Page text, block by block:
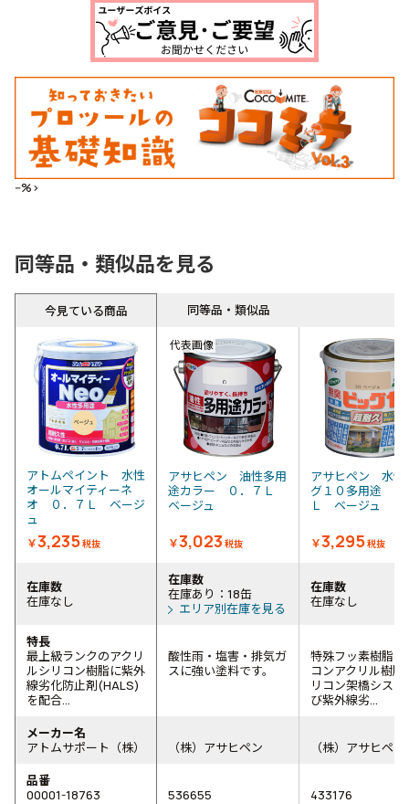
--%>
同等品・類似品を見る
今見ている商品 同等品・類似品
アトムペイント 水性
オールマイティーネ
オ ０．７Ｌ ベージ
ュ
￥3,235税抜
代表画像
アサヒペン 油性多用
途カラー ０．７Ｌ
ベージュ
￥3,023 税抜
アサヒペン 水性
グ１０多用途 ０
Ｌ ベージュ
￥3,295税抜
在庫数
在庫なし
在庫数
在庫あり：18缶
エリア別在庫を見る
在庫数
在庫なし
特長
最上級ランクのアクリ
ルシリコン樹脂に紫外
線劣化防止剤(HALS)
を配合...
酸性雨・塩害・排気ガ
スに強い塗料です。
特殊フッ素樹脂、
コンアクリル樹脂
リコン架橋システ
び紫外線劣...
メーカー名
アトムサポート（株）
（株）アサヒペン
（株）アサヒペン
品番
00001-18763
536655 433176